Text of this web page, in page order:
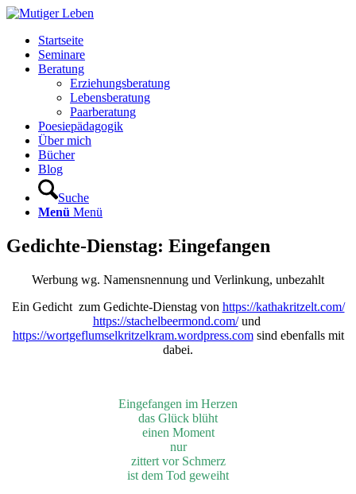
Startseite
Seminare
Beratung
Erziehungsberatung
Lebensberatung
Paarberatung
Poesiepädagogik
Über mich
Bücher
Blog
Suche
Menü Menü
Gedichte-Dienstag: Eingefangen
Werbung wg. Namensnennung und Verlinkung, unbezahlt
Ein Gedicht zum Gedichte-Dienstag von https://kathakritzelt.com/
https://stachelbeermond.com/und
https://wortgeflumselkritzelkram.wordpress.comsind ebenfalls mit
dabei.
Eingefangen im Herzen
das Glück blüht
einen Moment
nur
zittert vor Schmerz
ist dem Tod geweiht